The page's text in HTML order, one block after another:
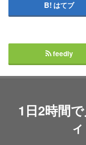
はてブ
feedly
1日2時間